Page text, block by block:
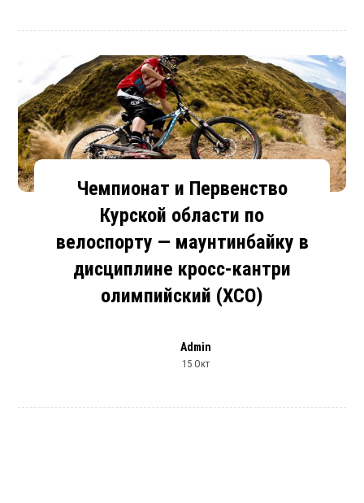
Чемпионат и Первенство
Курской области по
велоспорту — маунтинбайку в
дисциплине кросс-кантри
олимпийский (ХСО)
Admin
15 Окт